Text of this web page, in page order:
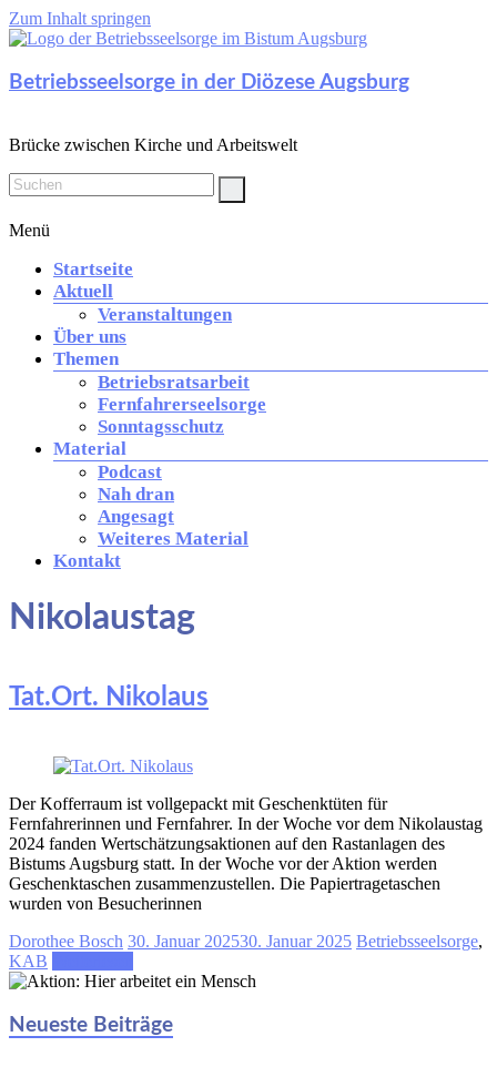
Zum Inhalt springen
Betriebsseelsorge in der Diözese Augsburg
Brücke zwischen Kirche und Arbeitswelt
Menü
Startseite
Aktuell
Veranstaltungen
Über uns
Themen
Betriebsratsarbeit
Fernfahrerseelsorge
Sonntagsschutz
Material
Podcast
Nah dran
Angesagt
Weiteres Material
Kontakt
Nikolaustag
Tat.Ort. Nikolaus
Der Kofferraum ist vollgepackt mit Geschenktüten für
Fernfahrerinnen und Fernfahrer. In der Woche vor dem Nikolaustag
2024 fanden Wertschätzungsaktionen auf den Rastanlagen des
Bistums Augsburg statt. In der Woche vor der Aktion werden
Geschenktaschen zusammenzustellen. Die Papiertragetaschen
wurden von Besucherinnen
Dorothee Bosch 30. Januar 202530. Januar 2025 Betriebsseelsorge,
KAB
Neueste Beiträge